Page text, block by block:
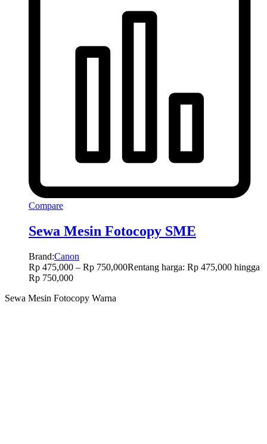
Compare
Sewa Mesin Fotocopy SME
Brand:Canon
Rp 475,000 – Rp 750,000Rentang harga: Rp 475,000 hingga
Rp 750,000
Sewa Mesin Fotocopy Warna